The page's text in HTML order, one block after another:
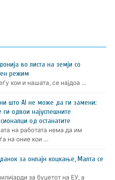
во листа на земји со
режим
кои и нашата, се најдоа …
што AI не може да ги замени:
ги одвои најуспешните
од останатите
на работата нема да им
на оние кои …
за онлајн коцкање, Малта се
за буџетот на ЕУ, а